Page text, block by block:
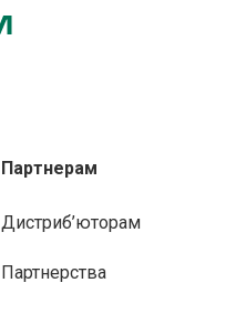
Партнерам
Дистриб’юторам
Партнерства